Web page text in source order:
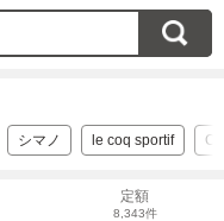
シマノ le coq sportif
定額
8,343件